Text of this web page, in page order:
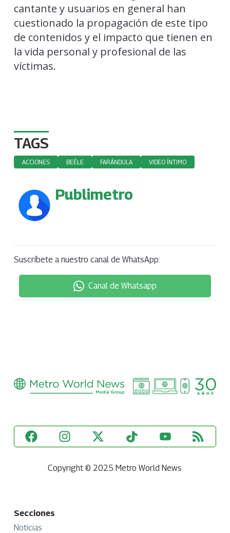
cantante y usuarios en general han
cuestionado la propagación de este tipo
de contenidos y el impacto que tienen en
la vida personal y profesional de las
víctimas.
TAGS
ACCIONES BEÉLE FARÁNDULA VIDEO ÍNTIMO
Publimetro
Suscríbete a nuestro canal de WhatsApp:
Canal de Whatsapp
Copyright © 2025 Metro World News
Secciones
Noticias